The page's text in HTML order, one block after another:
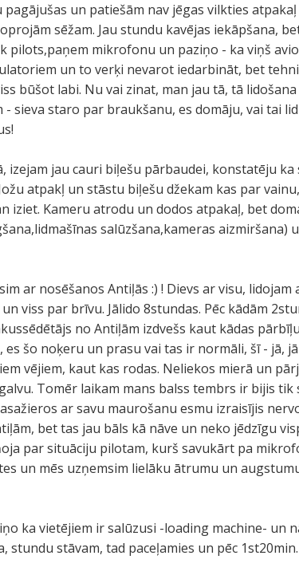
un patiešām nav jēgas vilkties
sēžam. Jau stundu kavējas iekāpšana,
pilots,paņem mikrofonu un paziņo - ka viņš
un to verķi nevarot iedarbināt, bet
būšot labi. Nu vai zinat, man jau tā, tā lidošana
- sieva staro par braukšanu, es domāju, vai tai
izejam jau cauri biļešu pārbaudei, konstatēju
atpakļ un stāstu biļešu džekam kas par
iziet. Kameru atrodu un dodos atpakaļ, bet
salūzšana,kameras aizmiršana)
ar nosēšanos Antiļās :) ! Dievs ar visu, lidojam
viss par brīvu. Jālido 8stundas. Pēc kādām
no Antiļām izdvešs kaut kādas
šo noķeru un prasu vai tas ir normāli, šī - jā,
vējiem, kaut kas rodas. Neliekos mierā un
Tomēr laikam mans balss tembrs ir bijis tik
ar savu maurošanu esmu izraisījis
bet tas jau bāls kā nāve un neko jēdzīgu
par situāciju pilotam, kurš savukārt pa
un mēs uzņemsim lielāku ātrumu un
ka vietējiem ir salūzusi -loading machine- un
stundu stāvam, tad paceļamies un pēc